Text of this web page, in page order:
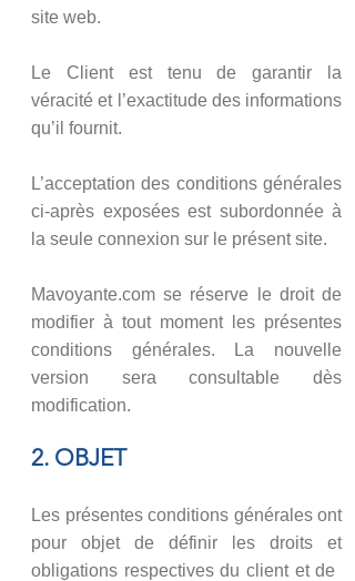
site web.
Le Client est tenu de garantir la
véracité et l’exactitude des informations
qu’il fournit.
L’acceptation des conditions générales
ci-après exposées est subordonnée à
la seule connexion sur le présent site.
Mavoyante.com se réserve le droit de
modifier à tout moment les présentes
conditions générales. La nouvelle
version sera consultable dès
modification.
2. OBJET
Les présentes conditions générales ont
pour objet de définir les droits et
obligations respectives du client et de ​